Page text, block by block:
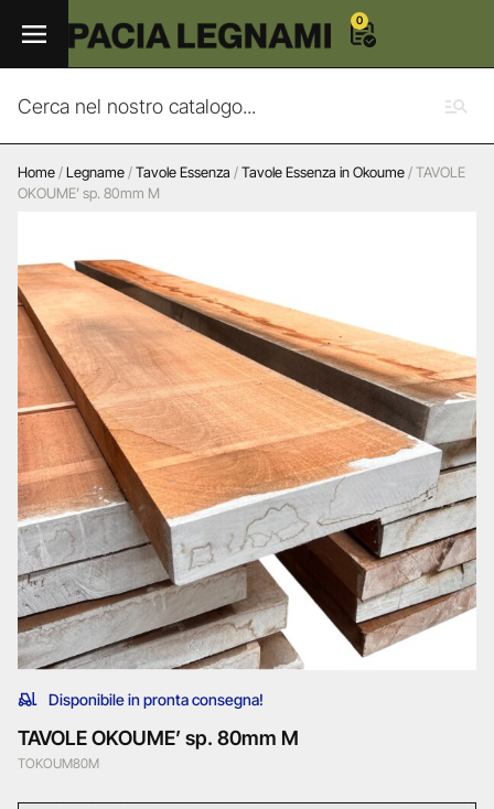
0
Home/Legname/Tavole Essenza /Tavole Essenza in Okoume/ TAVOLE
OKOUME’ sp. 80mm M
Disponibile in pronta consegna!
TAVOLE OKOUME’ sp. 80mm M
TOKOUM80M